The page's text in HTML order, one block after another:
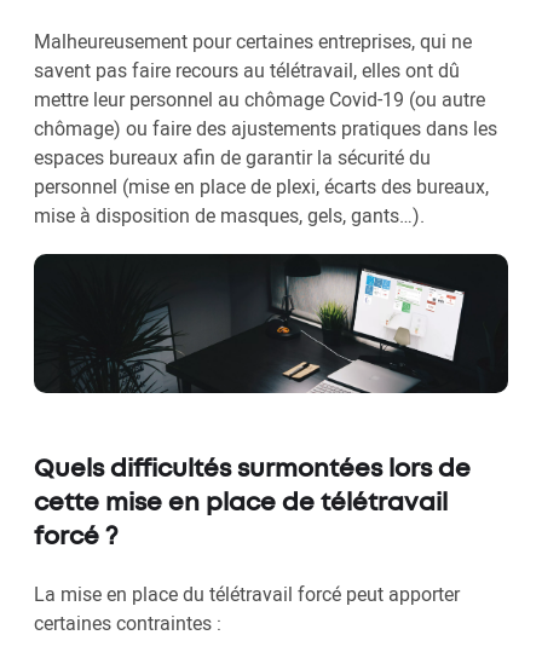
Malheureusement pour certaines entreprises, qui ne
savent pas faire recours au télétravail, elles ont dû
mettre leur personnel au chômage Covid-19 (ou autre
chômage) ou faire des ajustements pratiques dans les
espaces bureaux afin de garantir la sécurité du
personnel (mise en place de plexi, écarts des bureaux,
mise à disposition de masques, gels, gants…).
Quels difficultés surmontées lors de
cette mise en place de télétravail
forcé ?
La mise en place du télétravail forcé peut apporter
certaines contraintes :